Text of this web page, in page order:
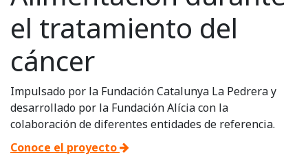
el tratamiento del
cáncer
Impulsado por la Fundación Catalunya La Pedrera y
desarrollado por la Fundación Alícia con la
colaboración de diferentes entidades de referencia.
Conoce el proyecto